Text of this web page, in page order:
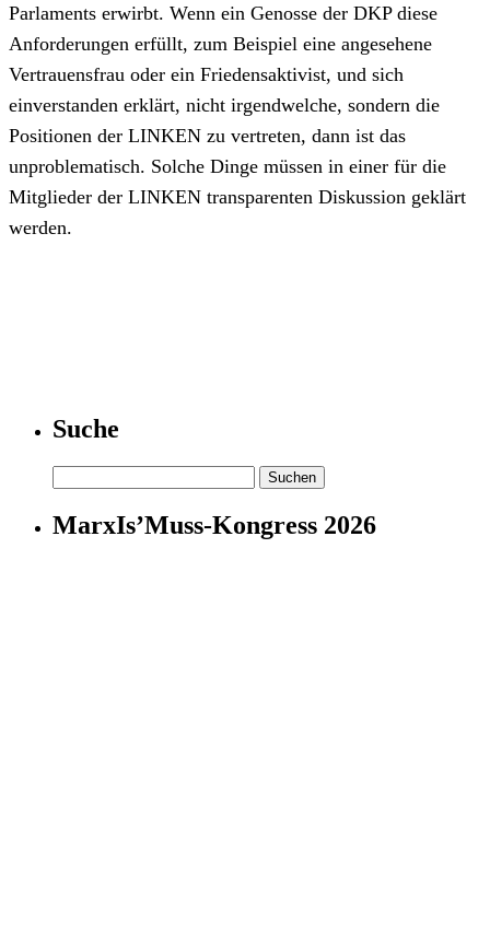
Parlaments erwirbt. Wenn ein Genosse der DKP diese
Anforderungen erfüllt, zum Beispiel eine angesehene
Vertrauensfrau oder ein Friedensaktivist, und sich
einverstanden erklärt, nicht irgendwelche, sondern die
Positionen der LINKEN zu vertreten, dann ist das
unproblematisch. Solche Dinge müssen in einer für die
Mitglieder der LINKEN transparenten Diskussion geklärt
werden.
Suche
nach:
MarxIs’Muss-Kongress 2026